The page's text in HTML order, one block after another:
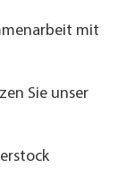
mit
Sie unser